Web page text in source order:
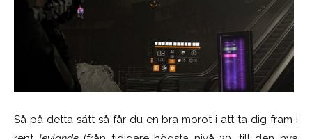
Så på detta sätt så får du en bra morot i att ta dig fram i